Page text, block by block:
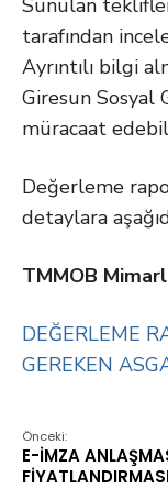
tarafından
Ayrıntılı bilgi
Giresun Sosyal
müracaat
Değerleme
detaylara
TMMOB
DEĞERLEME
GEREKEN
Önceki:
E-İMZA